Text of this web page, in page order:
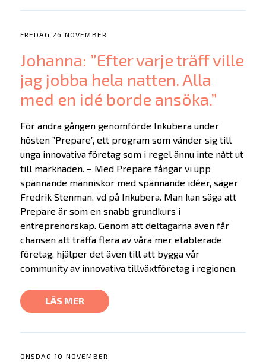
FREDAG 26 NOVEMBER
Johanna: ”Efter varje träff ville
jag jobba hela natten. Alla
med en idé borde ansöka.”
För andra gången genomförde Inkubera under
hösten ”Prepare”, ett program som vänder sig till
unga innovativa företag som i regel ännu inte nått ut
till marknaden. – Med Prepare fångar vi upp
spännande människor med spännande idéer, säger
Fredrik Stenman, vd på Inkubera. Man kan säga att
Prepare är som en snabb grundkurs i
entreprenörskap. Genom att deltagarna även får
chansen att träffa flera av våra mer etablerade
företag, hjälper det även till att bygga vår
community av innovativa tillväxtföretag i regionen.
LÄS MER
ONSDAG 10 NOVEMBER